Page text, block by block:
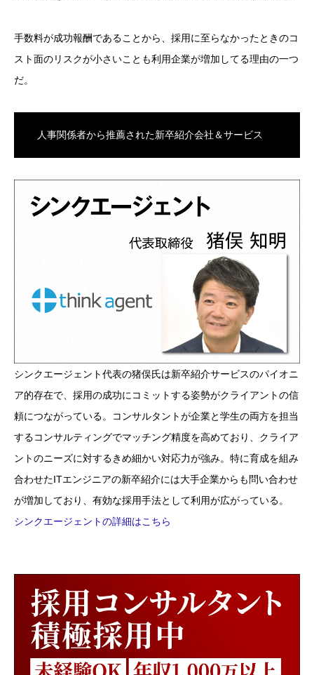
手数料が成功報酬であることから、採用に至らなかったときのコ
スト面のリスクが小さいことも利用企業が増加してる理由の一つ
だ。
人事関係者から推薦された新卒紹介会社＆サービス
シンクエージェント代表の猪俣氏は新卒紹介サービスのパイオニ
ア的存在で、採用の成功にコミットする姿勢がクライアントの信
頼につながっている。コンサルタントが企業と学生の両方を担当
するコンサルティングでマッチング精度を高めており、クライア
ントのニーズに対するきめ細かい対応力が強み。特に育成を組み
合わせたITエンジニアの新卒紹介には大手企業からも問い合わせ
が増加しており、有効な採用手法として利用が広がっている。
シンクエージェントの詳細はこちら